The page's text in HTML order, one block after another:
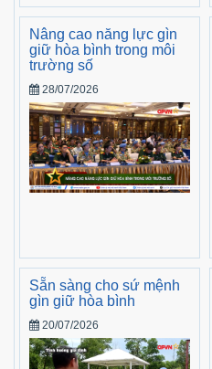
Nâng cao năng lực gìn
giữ hòa bình trong môi
trường số
28/07/2026
Sẵn sàng cho sứ mệnh
gìn giữ hòa bình
20/07/2026